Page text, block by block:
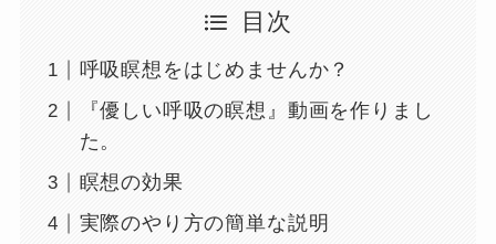
目次
呼吸瞑想をはじめませんか？
『優しい呼吸の瞑想』動画を作りまし
た。
瞑想の効果
実際のやり方の簡単な説明